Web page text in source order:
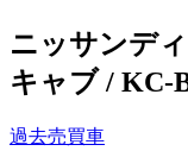
ニッサンデ
キャブ / KC-
過去売買車